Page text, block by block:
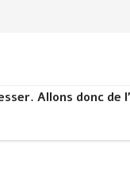
Allons donc de